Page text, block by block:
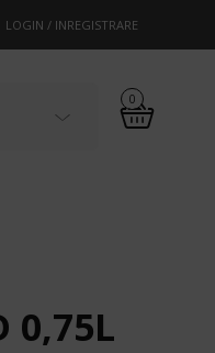
LOGIN / INREGISTRARE
0
0,75L